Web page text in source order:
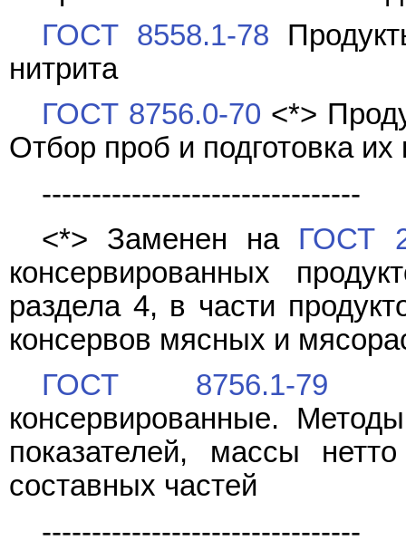
ГОСТ 8558.1-78
нитрита
ГОСТ 8756.0-70 <*>
Отбор проб и подготовка
--------------------------------
<*> Заменен на ГОСТ
консервированных
раздела 4, в части
консервов мясных и
ГОСТ 8756.1-79
консервированные.
показателей, массы
составных частей
--------------------------------